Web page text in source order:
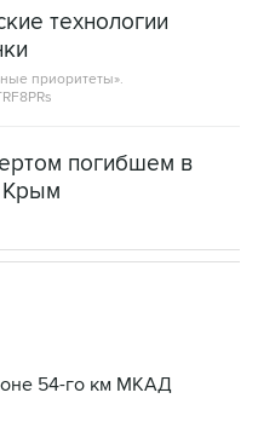
технологии
приоритеты».
погибшем в
Крым
54-го км МКАД